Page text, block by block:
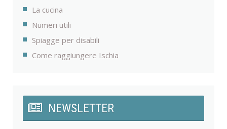
La cucina
Numeri utili
Spiagge per disabili
Come raggiungere Ischia
NEWSLETTER